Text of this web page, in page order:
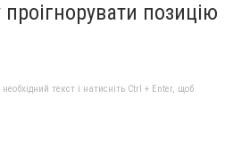
позицію
текст і натисніть Ctrl + Enter, щоб